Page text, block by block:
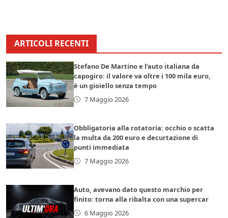
ARTICOLI RECENTI
Stefano De Martino e l’auto italiana da
capogiro: il valore va oltre i 100 mila euro,
è un gioiello senza tempo
7 Maggio 2026
Obbligatoria alla rotatoria: occhio o scatta
la multa da 200 euro e decurtazione di
punti immediata
7 Maggio 2026
Auto, avevano dato questo marchio per
finito: torna alla ribalta con una supercar
6 Maggio 2026